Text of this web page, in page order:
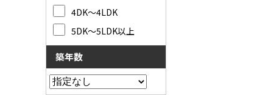
4DK～4LDK
5DK～5LDK以上
築年数